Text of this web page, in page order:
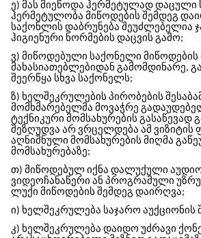
ე) მას მიეწოდა ჰერმეტულად დაცული
ჰერმეტულობა მიწოდების შემდეგ
საქონლის დაბრუნება შეუძლებელია
ჰიგიენური ნორმების დაცვის გამო;
ვ) მიწოდებული საქონელი მიწოდების
მახასიათებლებიდან გამომდინარე,
შეერწყა სხვა საქონელს;
ზ) ხელშეკრულების პირობების
მომხმარებელმა მოვაჭრე
ტექნიკური მომსახურების გასაწევად
შეზღუდვა არ ვრცელდება ამ ვიზიტის
აღნიშნული მომსახურების მიღმა
მომსახურებაზე;
თ) მიწოდებულ იქნა დალუქული აუდიო
ვიდეოჩანაწერი ან პროგრამული
ლუქი მიწოდების შემდეგ დაირღვა;
ი) ხელშეკრულება საჯარო
კ) ხელშეკრულება დაიდო უძრავი